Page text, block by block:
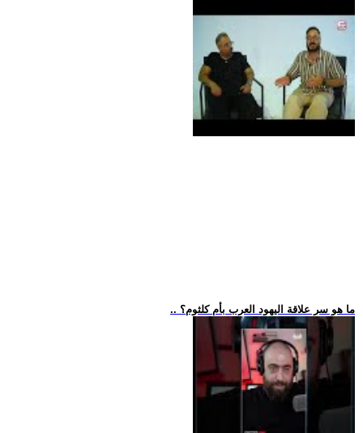
.. ما هو سر علاقة اليهود العرب بأم كلثوم؟